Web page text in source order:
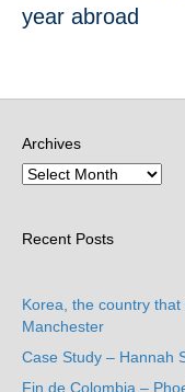
year abroad
Archives
Recent Posts
Korea, the country
Manchester
Case Study – Hannah
Fin de Colombia –